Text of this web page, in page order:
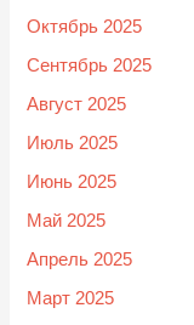
Октябрь 2025
Сентябрь 2025
Август 2025
Июль 2025
Июнь 2025
Май 2025
Апрель 2025
Март 2025